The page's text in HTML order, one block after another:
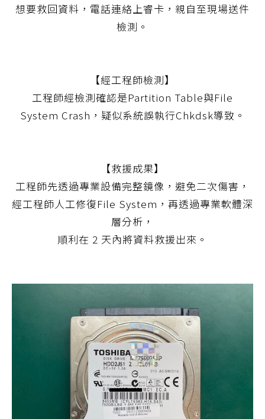
想要救回資料，電話連絡上睿卡，親自至現場送件
檢測。
【經工程師檢測】
工程師經檢測確認是Partition Table與File
System Crash，疑似系統誤執行Chkdsk導致。
【救援成果】
工程師先透過專業設備完整鏡像，避免二次傷害，
經工程師人工修復File System，再透過專業軟體深
層分析，
順利在 2 天內將資料救援出來。